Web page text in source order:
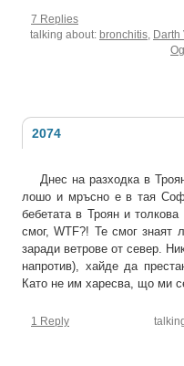
7 Replies
talking about: bronchitis Darth
2074
Днес на разходка в
лошо и мръсно е в тая
бебетата в Троян и
смог, WTF?! Те смог знаят
заради ветрове от север.
напротив), хайде да
Като не им харесва, що ми
1 Reply